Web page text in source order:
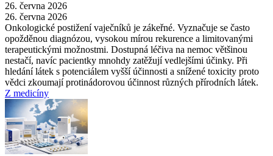
26. června 2026
26. června 2026
Onkologické postižení vaječníků je zákeřné. Vyznačuje se často
opožděnou diagnózou, vysokou mírou rekurence a limitovanými
terapeutickými možnostmi. Dostupná léčiva na nemoc většinou
nestačí, navíc pacientky mnohdy zatěžují vedlejšími účinky. Při
hledání látek s potenciálem vyšší účinnosti a snížené toxicity proto
vědci zkoumají protinádorovou účinnost různých přírodních látek.
Z medicíny